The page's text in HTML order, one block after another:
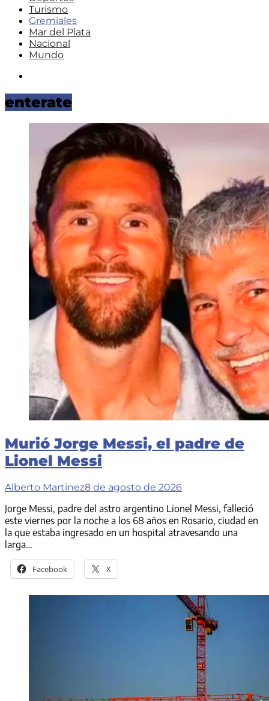
Turismo
Gremiales
Mar del Plata
Nacional
Mundo
enterate
Murió Jorge Messi, el padre de
Lionel Messi
Alberto Martinez8 de agosto de 2026
Jorge Messi, padre del astro argentino Lionel Messi, falleció
este viernes por la noche a los 68 años en Rosario, ciudad en
la que estaba ingresado en un hospital atravesando una
larga…
Facebook X